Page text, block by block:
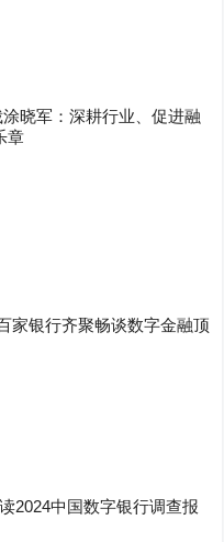
晓军：深耕行业、促进融
章
家银行齐聚畅谈数字金融顶
2024中国数字银行调查报